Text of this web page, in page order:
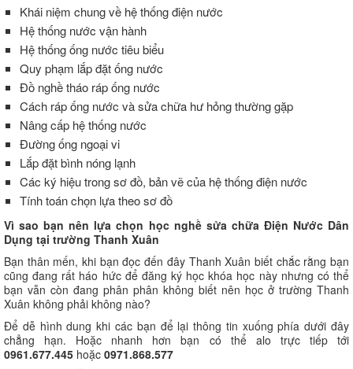
Khái niệm chung về hệ thống điện nước
Hệ thống nước vận hành
Hệ thống ống nước tiêu biểu
Quy phạm lắp đặt ống nước
Đồ nghề tháo ráp ống nước
Cách ráp ống nước và sửa chữa hư hỏng thường gặp
Nâng cấp hệ thống nước
Đường ống ngoại vi
Lắp đặt bình nóng lạnh
Các ký hiệu trong sơ đồ, bản vẽ của hệ thống điện nước
Tính toán chọn lựa theo sơ đồ
Vì sao bạn nên lựa chọn học nghề sửa chữa Điện Nước Dân
Dụng tại trường Thanh Xuân
Bạn thân mến, khi bạn đọc đến đây Thanh Xuân biết chắc rằng bạn
cũng đang rất háo hức để đăng ký học khóa học này nhưng có thể
bạn vẫn còn đang phân phân không biết nên học ở trường Thanh
Xuân không phải không nào?
Để dễ hình dung khi các bạn để lại thông tin xuống phía dưới đây
chẳng hạn. Hoặc nhanh hơn bạn có thể alo trực tiếp tới
0961.677.445 hoặc 0971.868.577